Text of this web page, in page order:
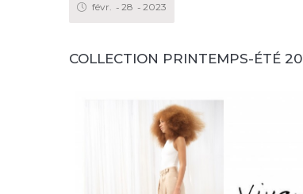
févr. 28 2023
COLLECTION PRINTEMPS-ÉTÉ